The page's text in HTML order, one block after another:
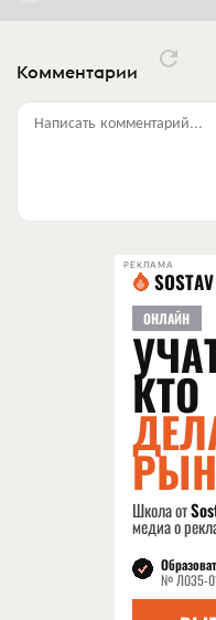
Комментарии
Написать комментарий...
РЕКЛАМА